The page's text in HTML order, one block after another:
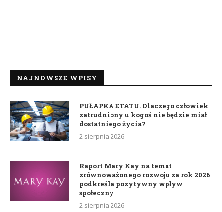
NAJNOWSZE WPISY
PUŁAPKA ETATU. Dlaczego człowiek
zatrudniony u kogoś nie będzie miał
dostatniego życia?
2 sierpnia 2026
Raport Mary Kay na temat
zrównoważonego rozwoju za rok 2026
podkreśla pozytywny wpływ
społeczny
2 sierpnia 2026